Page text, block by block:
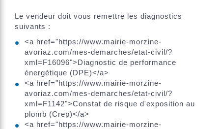
Le vendeur doit vous remettre les diagnostics
suivants :
<a href="https://www.mairie-morzine-
avoriaz.com/mes-demarches/etat-civil/?
xml=F16096">Diagnostic de performance
énergétique (DPE)</a>
<a href="https://www.mairie-morzine-
avoriaz.com/mes-demarches/etat-civil/?
xml=F1142">Constat de risque d'exposition au
plomb (Crep)</a>
<a href="https://www.mairie-morzine-